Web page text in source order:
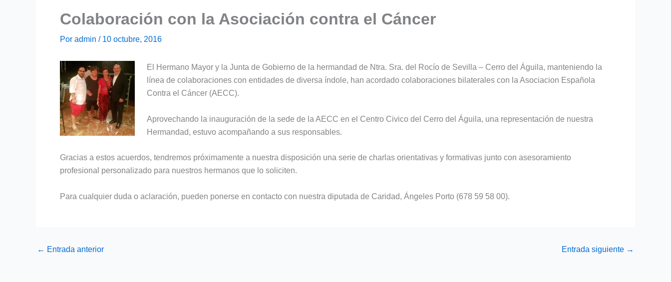
Colaboración con la Asociación contra el Cáncer
Por admin / 10 octubre, 2016
El Hermano Mayor y la Junta de Gobierno de la hermandad de Ntra. Sra. del Rocío de Sevilla – Cerro del Águila, manteniendo la
línea de colaboraciones con entidades de diversa índole, han acordado colaboraciones bilaterales con la Asociacion Española
Contra el Cáncer (AECC).
Aprovechando la inauguración de la sede de la AECC en el Centro Civico del Cerro del Águila, una representación de nuestra
Hermandad, estuvo acompañando a sus responsables.
Gracias a estos acuerdos, tendremos próximamente a nuestra disposición una serie de charlas orientativas y formativas junto con asesoramiento
profesional personalizado para nuestros hermanos que lo soliciten.
Para cualquier duda o aclaración, pueden ponerse en contacto con nuestra diputada de Caridad, Ángeles Porto (678 59 58 00).
← Entrada anterior Entrada siguiente →